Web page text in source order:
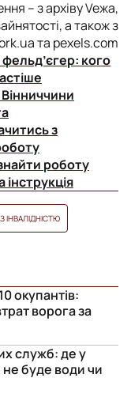
– з архіву Veжа,
а також з
та pexels.com
кого
з
роботу
ІНВАЛІДНІСТЮ
окупантів:
ворога за
служб: де у
не буде води чи